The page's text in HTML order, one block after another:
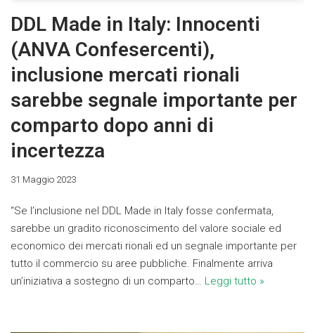
DDL Made in Italy: Innocenti
(ANVA Confesercenti),
inclusione mercati rionali
sarebbe segnale importante per
comparto dopo anni di
incertezza
31 Maggio 2023
“Se l’inclusione nel DDL Made in Italy fosse confermata,
sarebbe un gradito riconoscimento del valore sociale ed
economico dei mercati rionali ed un segnale importante per
tutto il commercio su aree pubbliche. Finalmente arriva
un’iniziativa a sostegno di un comparto… Leggi tutto »